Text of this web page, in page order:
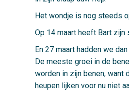
Het wondje is nog steeds
Op 14 maart heeft Bart
En 27 maart hadden we
De meeste groei in de
worden in zijn benen, want
heupen lijken voor nu niet